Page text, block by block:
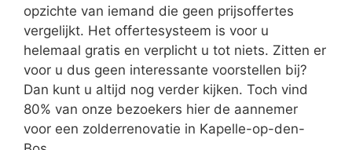
opzichte van iemand die geen prijsoffertes
vergelijkt. Het offertesysteem is voor u
helemaal gratis en verplicht u tot niets. Zitten er
voor u dus geen interessante voorstellen bij?
Dan kunt u altijd nog verder kijken. Toch vind
80% van onze bezoekers hier de aannemer
voor een zolderrenovatie in Kapelle-op-den-